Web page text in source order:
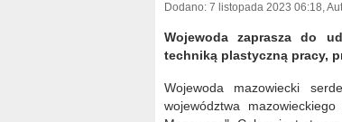
Dodano: 7 listopada 2023 06:18,
Wojewoda zaprasza do
techniką plastyczną pracy,
Wojewoda mazowiecki
województwa